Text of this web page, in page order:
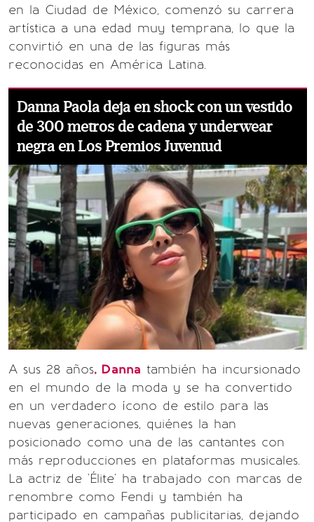
en la Ciudad de México, comenzó su carrera
artística a una edad muy temprana, lo que la
convirtió en una de las figuras más
reconocidas en América Latina.
Danna Paola deja en shock con un vestido
de 300 metros de cadena y underwear
negra en Los Premios Juventud
A sus 28 años, Danna también ha incursionado
en el mundo de la moda y se ha convertido
en un verdadero ícono de estilo para las
nuevas generaciones, quiénes la han
posicionado como una de las cantantes con
más reproducciones en plataformas musicales.
La actriz de 'Élite' ha trabajado con marcas de
renombre como Fendi y también ha
participado en campañas publicitarias, dejando